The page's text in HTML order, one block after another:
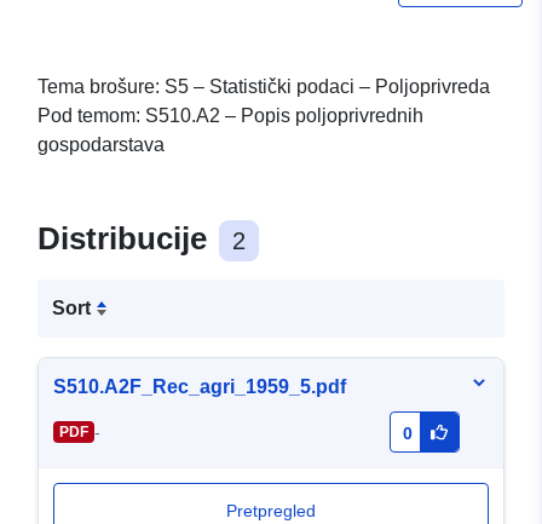
Tema brošure: S5 – Statistički podaci – Poljoprivreda
Pod temom: S510.A2 – Popis poljoprivrednih
gospodarstava
Distribucije 2
Sort
S510.A2F_Rec_agri_1959_5.pdf
PDF - 0
Pretpregled